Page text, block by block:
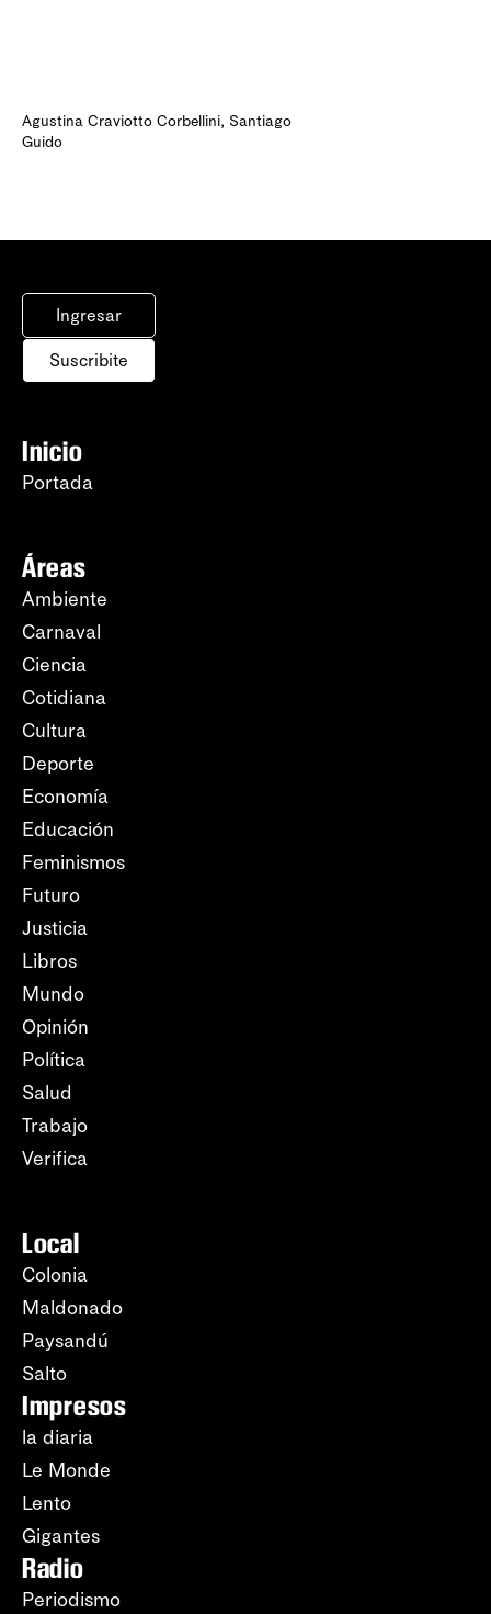
Agustina Craviotto Corbellini, Santiago
Guido
Ingresar
Suscribite
Inicio
Portada
Áreas
Ambiente
Carnaval
Ciencia
Cotidiana
Cultura
Deporte
Economía
Educación
Feminismos
Futuro
Justicia
Libros
Mundo
Opinión
Política
Salud
Trabajo
Verifica
Local
Colonia
Maldonado
Paysandú
Salto
Impresos
la diaria
Le Monde
Lento
Gigantes
Radio
Periodismo